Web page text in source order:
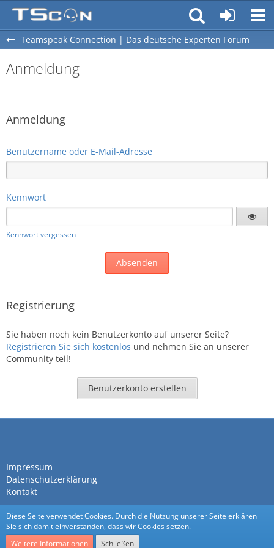
Teamspeak Connection | Das deutsche Experten Forum
Anmeldung
Anmeldung
Benutzername oder E-Mail-Adresse
Kennwort
Kennwort vergessen
Registrierung
Sie haben noch kein Benutzerkonto auf unserer Seite?
Registrieren Sie sich kostenlos und nehmen Sie an unserer
Community teil!
Benutzerkonto erstellen
Impressum
Datenschutzerklärung
Kontakt
Diese Seite verwendet Cookies. Durch die Nutzung unserer Seite erklären
Sie sich damit einverstanden, dass wir Cookies setzen.
Weitere Informationen
Schließen